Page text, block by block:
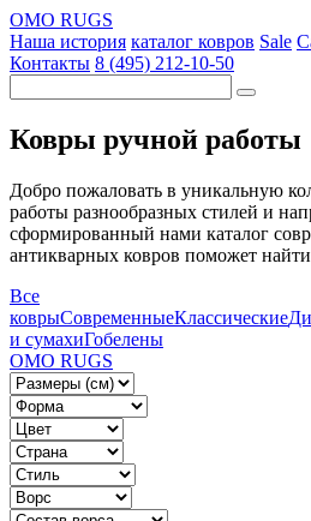
OMO RUGS
Наша история каталог ковров Sale
Контакты 8 (495) 212-10-50
Ковры ручной работы
Добро пожаловать в уникальную
работы разнообразных стилей и
сформированный нами каталог
антикварных ковров поможет
Все
коврыСовременныеКлассические
и сумахиГобелены
OMO RUGS